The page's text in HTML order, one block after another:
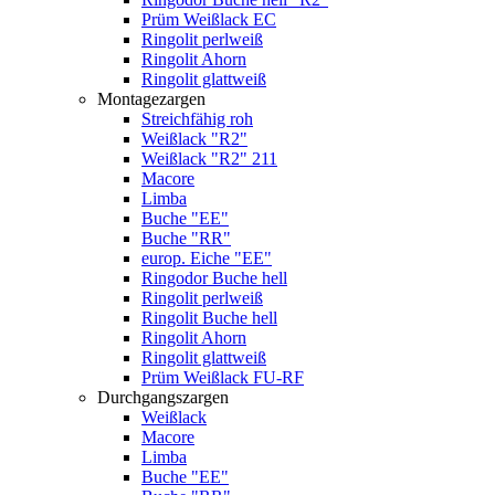
Prüm Weißlack EC
Ringolit perlweiß
Ringolit Ahorn
Ringolit glattweiß
Montagezargen
Streichfähig roh
Weißlack "R2"
Weißlack "R2" 211
Macore
Limba
Buche "EE"
Buche "RR"
europ. Eiche "EE"
Ringodor Buche hell
Ringolit perlweiß
Ringolit Buche hell
Ringolit Ahorn
Ringolit glattweiß
Prüm Weißlack FU-RF
Durchgangszargen
Weißlack
Macore
Limba
Buche "EE"